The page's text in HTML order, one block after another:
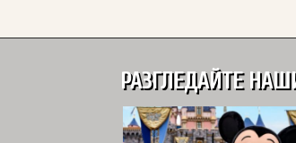
РАЗГЛЕДАЙТЕ